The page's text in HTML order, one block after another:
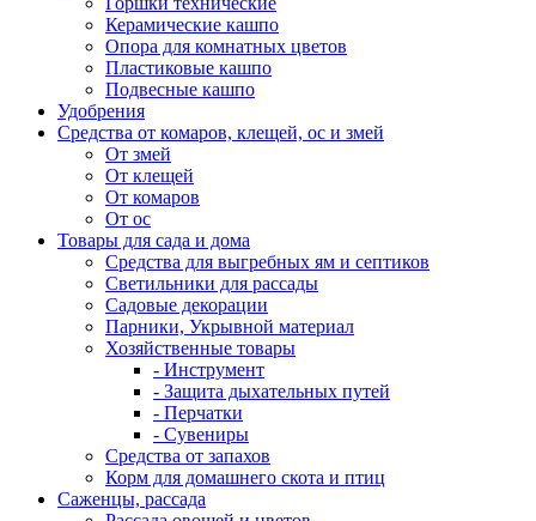
Керамические кашпо
Опора для комнатных цветов
Пластиковые кашпо
Подвесные кашпо
Удобрения
Средства от комаров, клещей, ос и змей
От змей
От клещей
От комаров
От ос
Товары для сада и дома
Средства для выгребных ям и септиков
Светильники для рассады
Садовые декорации
Парники, Укрывной материал
Хозяйственные товары
- Инструмент
- Защита дыхательных путей
- Перчатки
- Сувениры
Средства от запахов
Корм для домашнего скота и птиц
Саженцы, рассада